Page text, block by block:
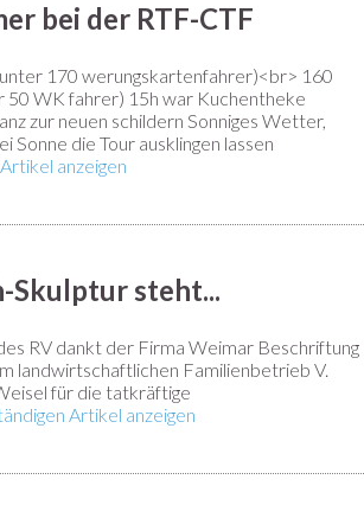
bei der RTF-CTF
170 werungskartenfahrer)<br> 160
50 WK fahrer) 15h war Kuchentheke
zur neuen schildern Sonniges Wetter,
Sonne die Tour ausklingen lassen
anzeigen
Skulptur steht...
RV dankt der Firma Weimar Beschriftung
landwirtschaftlichen Familienbetrieb V.
für die tatkräftige
Artikel anzeigen